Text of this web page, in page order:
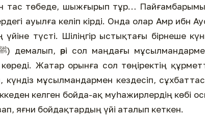
тас төбеде, шыжғырып тұр…
түсті. Шіліңгір ыстықтағы бірнеше
Жатар орынға сол төңіректің
мұсылмандармен кездесіп,
келген бойда-ақ муһажирлердің көбі
яғни бойдақтардың үйі аталып кеткен.